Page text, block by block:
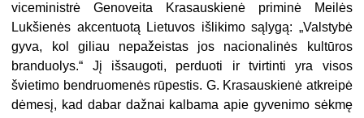
viceministrė Genoveita Krasauskienė priminė Meilės
Lukšienės akcentuotą Lietuvos išlikimo sąlygą: „Valstybė
gyva, kol giliau nepažeistas jos nacionalinės kultūros
branduolys.“ Jį išsaugoti, perduoti ir tvirtinti yra visos
švietimo bendruomenės rūpestis. G. Krasauskienė atkreipė
dėmesį, kad dabar dažnai kalbama apie gyvenimo sėkmę